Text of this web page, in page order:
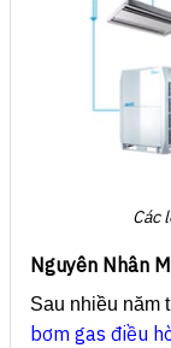
Các
Nguyên Nhân
Sau nhiều năm
bơm gas điều